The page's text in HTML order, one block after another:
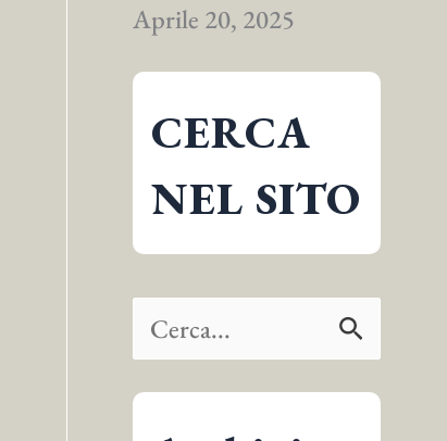
Aprile 20, 2025
CERCA
NEL SITO